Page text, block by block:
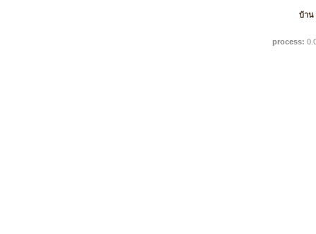
บ้าน
process: